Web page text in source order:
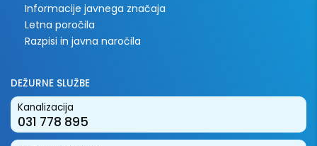
Informacije javnega značaja
Letna poročila
Razpisi in javna naročila
DEŽURNE SLUŽBE
Kanalizacija
031 778 895